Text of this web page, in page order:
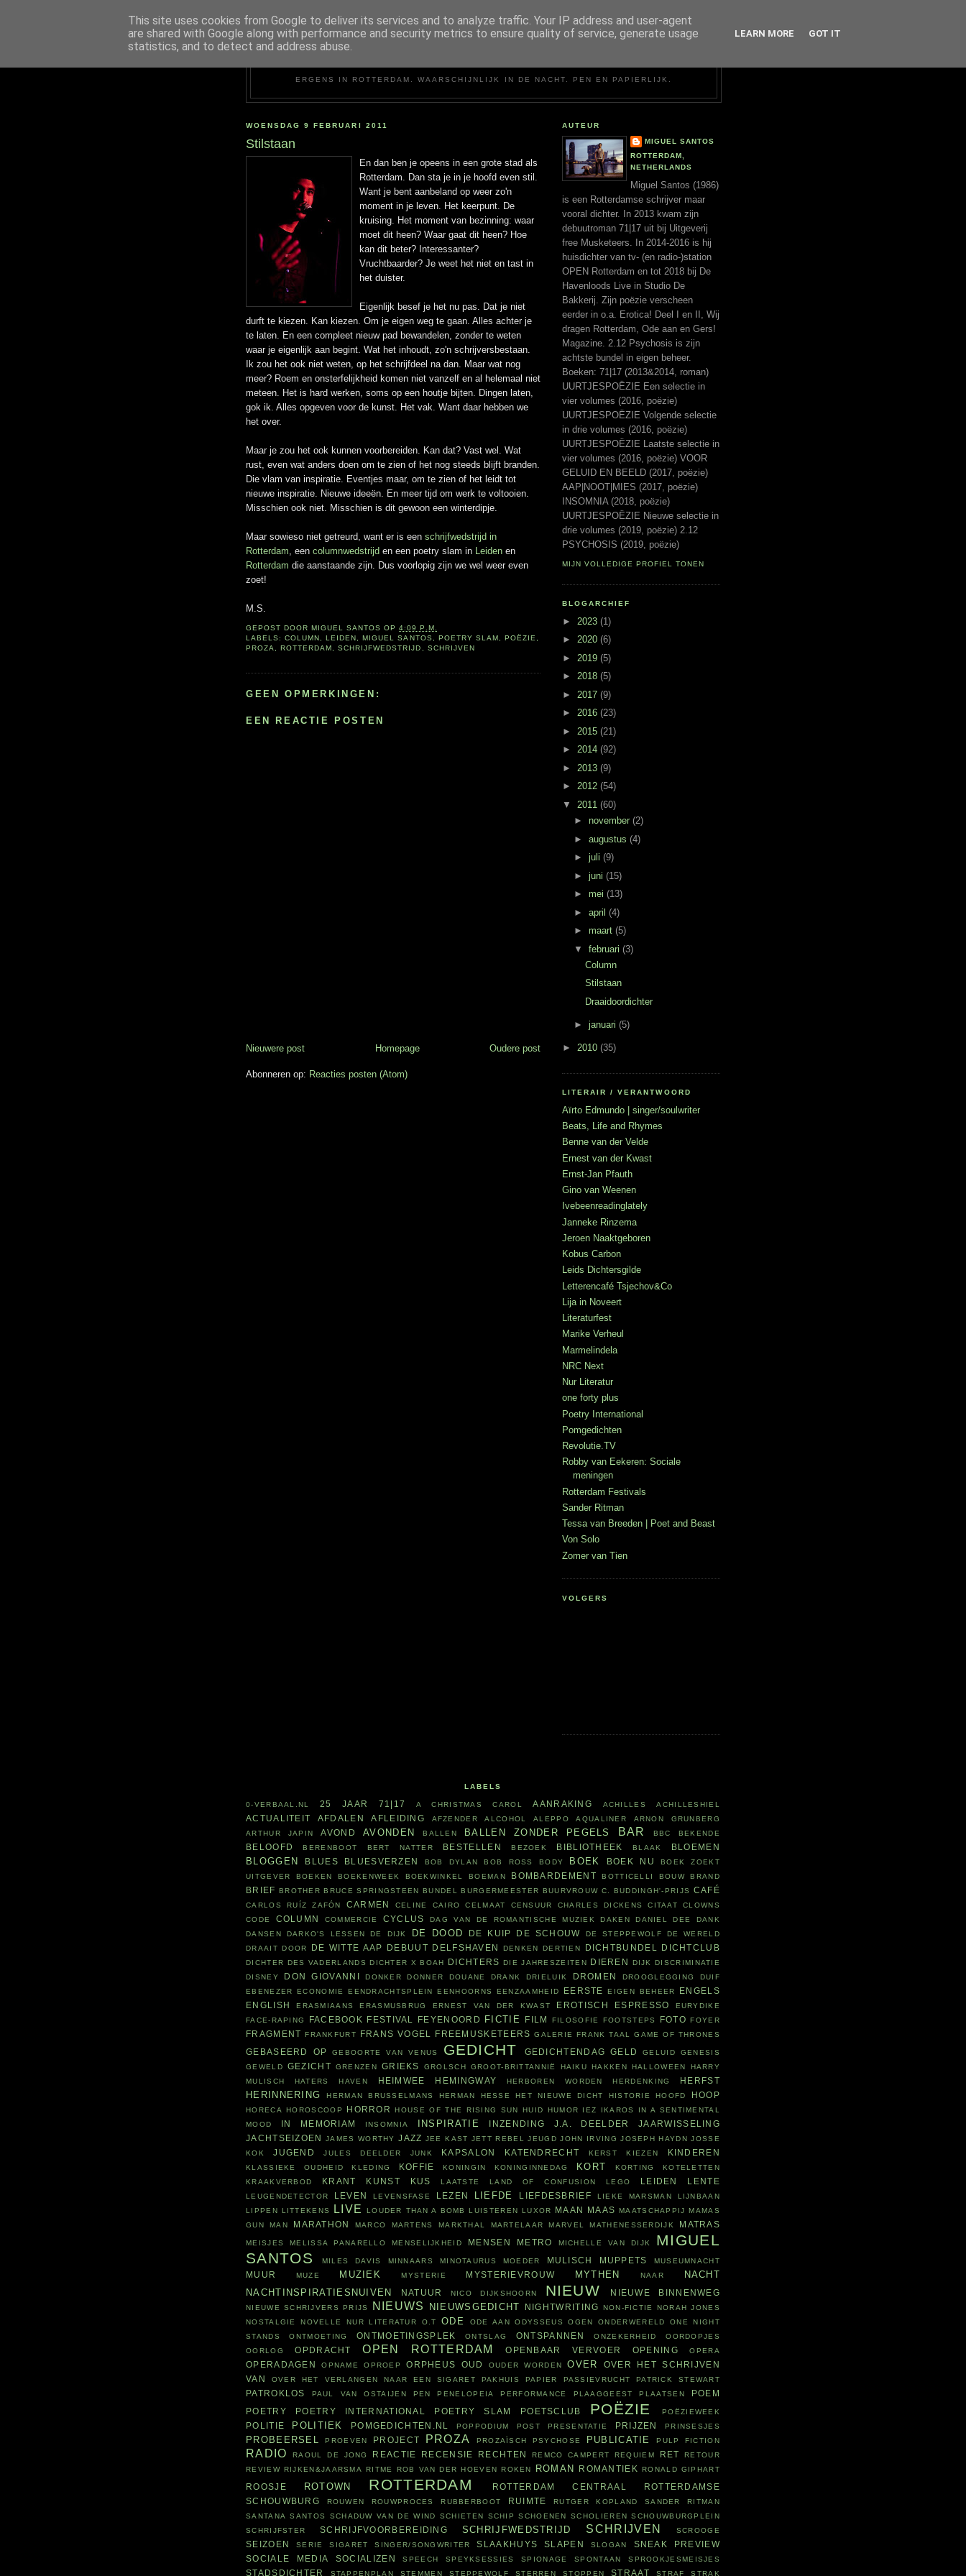
ERGENS IN ROTTERDAM. WAARSCHIJNLIJK IN DE NACHT. PEN EN PAPIERLIJK.
WOENSDAG 9 FEBRUARI 2011
Stilstaan
En dan ben je opeens in een grote stad als
Rotterdam. Dan sta je in je hoofd even stil.
Want je bent aanbeland op weer zo'n
moment in je leven. Het keerpunt. De
kruising. Het moment van bezinning: waar
moet dit heen? Waar gaat dit heen? Hoe
kan dit beter? Interessanter?
Vruchtbaarder? Je weet het niet en tast in
het duister.
Eigenlijk besef je het nu pas. Dat je niet
durft te kiezen. Kan kiezen. Om je eigen weg te gaan. Alles achter je
te laten. En een compleet nieuw pad bewandelen, zonder te weten
waar je eigenlijk aan begint. Wat het inhoudt, zo'n schrijversbestaan.
Ik zou het ook niet weten, op het schrijfdeel na dan. Maar wat nog
meer? Roem en onsterfelijkheid komen niet vanzelf en al helemaal niet
meteen. Het is hard werken, soms op een houtje bijten. Dingen laten,
gok ik. Alles opgeven voor de kunst. Het vak. Want daar hebben we
het over.
Maar je zou het ook kunnen voorbereiden. Kan dat? Vast wel. Wat
rust, even wat anders doen om te zien of het nog steeds blijft branden.
Die vlam van inspiratie. Eventjes maar, om te zien of het leidt tot
nieuwe inspiratie. Nieuwe ideeën. En meer tijd om werk te voltooien.
Misschien ook niet. Misschien is dit gewoon een winterdipje.
Maar sowieso niet getreurd, want er is een schrijfwedstrijd in
Rotterdam, een columnwedstrijd en een poetry slam in Leiden en
Rotterdam die aanstaande zijn. Dus voorlopig zijn we wel weer even
zoet!
M.S.
GEPOST DOORMIGUEL SANTOS OP4:09 P.M.
LABELS:COLUMN ,LEIDEN ,MIGUEL SANTOS POETRY SLAM POËZIE
PROZA
,ROTTERDAM ,SCHRIJFWEDSTRIJD SCHRIJVEN
GEEN OPMERKINGEN:
EEN REACTIE POSTEN
Nieuwere post Oudere post
Homepage
Abonneren op: Reacties posten (Atom)
AUTEUR
MIGUEL SANTOS
ROTTERDAM,
NETHERLANDS
Miguel Santos (1986)
is een Rotterdamse schrijver maar
vooral dichter. In 2013 kwam zijn
debuutroman 71|17 uit bij Uitgeverij
free Musketeers. In 2014-2016 is hij
huisdichter van tv- (en radio-)station
OPEN Rotterdam en tot 2018 bij De
Havenloods Live in Studio De
Bakkerij. Zijn poëzie verscheen
eerder in o.a. Erotica! Deel I en II, Wij
dragen Rotterdam, Ode aan en Gers!
Magazine. 2.12 Psychosis is zijn
achtste bundel in eigen beheer.
Boeken: 71|17 (2013&2014, roman)
UURTJESPOËZIE Een selectie in
vier volumes (2016, poëzie)
UURTJESPOËZIE Volgende selectie
in drie volumes (2016, poëzie)
UURTJESPOËZIE Laatste selectie in
vier volumes (2016, poëzie) VOOR
GELUID EN BEELD (2017, poëzie)
AAP|NOOT|MIES (2017, poëzie)
INSOMNIA (2018, poëzie)
UURTJESPOËZIE Nieuwe selectie in
drie volumes (2019, poëzie) 2.12
PSYCHOSIS (2019, poëzie)
MIJN VOLLEDIGE PROFIEL TONEN
BLOGARCHIEF
► 2023 (1)
► 2020 (6)
► 2019 (5)
► 2018 (5)
► 2017 (9)
► 2016 (23)
► 2015 (21)
► 2014 (92)
► 2013 (9)
► 2012 (54)
▼ 2011 (60)
► november (2)
► augustus (4)
► juli (9)
► juni (15)
► mei (13)
► april (4)
► maart (5)
▼ februari (3)
Column
Stilstaan
Draaidoordichter
► januari (5)
► 2010 (35)
LITERAIR / VERANTWOORD
Aïrto Edmundo | singer/soulwriter
Beats, Life and Rhymes
Benne van der Velde
Ernest van der Kwast
Ernst-Jan Pfauth
Gino van Weenen
Ivebeenreadinglately
Janneke Rinzema
Jeroen Naaktgeboren
Kobus Carbon
Leids Dichtersgilde
Letterencafé Tsjechov&Co
Lija in Noveert
Literaturfest
Marike Verheul
Marmelindela
NRC Next
Nur Literatur
one forty plus
Poetry International
Pomgedichten
Revolutie.TV
Robby van Eekeren: Sociale
meningen
Rotterdam Festivals
Sander Ritman
Tessa van Breeden | Poet and Beast
Von Solo
Zomer van Tien
VOLGERS
LABELS
0-VERBAAL.NL 25 JAAR 71|17 A CHRISTMAS CAROL AANRAKING ACHILLES ACHILLESHIEL
ACTUALITEIT AFDALEN AFLEIDING AFZENDER ALCOHOL ALEPPO AQUALINER
ARNON GRUNBERG
ARTHUR JAPIN
AVOND AVONDEN BALLEN BALLEN ZONDER PEGELS BAR BBC BEKENDE
BELOOFD BERENBOOT BERT NATTER BESTELLEN BEZOEK BIBLIOTHEEK BLAAK BLOEMEN
BLOGGEN BLUES BLUESVERZEN BOB DYLAN BOB ROSS BODY BOEK BOEK NU
BOEK ZOEKT
UITGEVER
BOEKEN BOEKENWEEK BOEKWINKEL BOEMAN BOMBARDEMENT BOTTICELLI BOUW BRAND
BRIEF BROTHER BRUCE SPRINGSTEEN BUNDEL BURGERMEESTER BUURVROUW C. BUDDINGH'-PRIJS CAFÉ
CARLOS RUÍZ ZAFÓN CARMEN CELINE CAIRO CELMAAT CENSUUR CHARLES DICKENS CITAAT
CLOWNS
CODE
COLUMN COMMERCIE CYCLUS DAG VAN DE ROMANTISCHE MUZIEK DAKEN DANIEL DEE
DANK
DANSEN
DARKO'S LESSEN DE DIJK DE DOOD DE KUIP DE SCHOUW DE STEPPEWOLF
DE WERELD
DRAAIT DOOR
DE WITTE AAP DEBUUT DELFSHAVEN DENKEN DERTIEN DICHTBUNDEL DICHTCLUB
DICHTER DES VADERLANDS DICHTER X BOAH DICHTERS DIE JAHRESZEITEN DIEREN DIJK
DISCRIMINATIE
DISNEY
DON GIOVANNI DONKER DONNER DOUANE DRANK DRIELUIK DROMEN DROOGLEGGING
DUIF
EBENEZER
ECONOMIE EENDRACHTSPLEIN EENHOORNS EENZAAMHEID EERSTE EIGEN BEHEER
ENGELS
ENGLISH
ERASMIAANS ERASMUSBRUG ERNEST VAN DER KWAST EROTISCH ESPRESSO
EURYDIKE
FACE-RAPING
FACEBOOK FESTIVAL FEYENOORD FICTIE FILM FILOSOFIE FOOTSTEPS FOTO FOYER
FRAGMENT FRANKFURT FRANS VOGEL FREEMUSKETEERS GALERIE FRANK TAAL GAME OF THRONES
GEBASEERD OP GEBOORTE VAN VENUS GEDICHT GEDICHTENDAG GELD GELUID
GENESIS
GEWELD
GEZICHT GRENZEN GRIEKS GROLSCH GROOT-BRITTANNIË HAIKU HAKKEN HALLOWEEN
HARRY
MULISCH
HATERS HAVEN HEIMWEE HEMINGWAY HERBOREN WORDEN HERDENKING HERFST
HERINNERING HERMAN BRUSSELMANS HERMAN HESSE HET NIEUWE DICHT HISTORIE HOOFD HOOP
HORECA HOROSCOOP HORROR HOUSE OF THE RISING SUN HUID HUMOR IEZ IKAROS
IN A SENTIMENTAL
MOOD
IN MEMORIAM INSOMNIA INSPIRATIE INZENDING J.A. DEELDER
JAARWISSELING
JACHTSEIZOEN
JAMES WORTHY JAZZ JEE KAST JETT REBEL JEUGD JOHN IRVING JOSEPH HAYDN JOSSE
KOK
JUGEND JULES DEELDER JUNK KAPSALON KATENDRECHT KERST KIEZEN KINDEREN
KLASSIEKE OUDHEID KLEDING KOFFIE KONINGIN KONINGINNEDAG KORT KORTING
KOTELETTEN
KRAAKVERBOD
KRANT KUNST KUS LAATSTE LAND OF CONFUSION LEGO LEIDEN LENTE
LEUGENDETECTOR LEVEN LEVENSFASE LEZEN LIEFDE LIEFDESBRIEF LIEKE MARSMAN
LIJNBAAN
LIPPEN
LITTEKENS LIVE LOUDER THAN A BOMB LUISTEREN LUXOR MAAN MAAS MAATSCHAPPIJ
MAMAS
GUN
MAN MARATHON MARCO MARTENS MARKTHAL MARTELAAR MARVEL MATHENESSERDIJK MATRAS
MEISJES MELISSA PANARELLO MENSELIJKHEID MENSEN METRO MICHELLE VAN DIJK
MIGUEL
SANTOS
MILES DAVIS MINNAARS MINOTAURUS MOEDER MULISCH MUPPETS MUSEUMNACHT
MUUR MUZE MUZIEK MYSTERIE MYSTERIEVROUW MYTHEN NAAR
NACHT
NACHTINSPIRATIESNUIVEN
NATUUR NICO DIJKSHOORN NIEUW NIEUWE BINNENWEG
NIEUWE SCHRIJVERS PRIJS NIEUWS NIEUWSGEDICHT NIGHTWRITING NON-FICTIE
NORAH JONES
NOSTALGIE
NOVELLE NUR LITERATUR O.T ODE ODE AAN ODYSSEUS OGEN ONDERWERELD
ONE NIGHT
STANDS
ONTMOETING ONTMOETINGSPLEK ONTSLAG ONTSPANNEN ONZEKERHEID
OORDOPJES
OORLOG
OPDRACHT OPEN ROTTERDAM OPENBAAR VERVOER OPENING OPERA
OPERADAGEN OPNAME OPROEP ORPHEUS OUD OUDER WORDEN OVER
OVER HET SCHRIJVEN
VAN
OVER HET VERLANGEN NAAR EEN SIGARET PAKHUIS PAPIER PASSIEVRUCHT PATRICK STEWART
PATROKLOS PAUL VAN OSTAIJEN PEN PENELOPEIA PERFORMANCE PLAAGGEEST PLAATSEN
POEM
POETRY
POETRY INTERNATIONAL POETRY SLAM POETSCLUB POËZIE POËZIEWEEK
POLITIE POLITIEK POMGEDICHTEN.NL POPPODIUM POST PRESENTATIE PRIJZEN PRINSESJES
PROBEERSEL PROEVEN PROJECT PROZA PROZAÏSCH PSYCHOSE PUBLICATIE PULP FICTION
RADIO RAOUL DE JONG REACTIE RECENSIE RECHTEN REMCO CAMPERT REQUIEM RET
RETOUR
REVIEW RIJKEN&JAARSMA RITME ROB VAN DER HOEVEN ROKEN ROMAN ROMANTIEK RONALD GIPHART
ROOSJE ROTOWN ROTTERDAM ROTTERDAM CENTRAAL
ROTTERDAMSE
SCHOUWBURG
ROUWEN ROUWPROCES RUBBERBOOT RUIMTE RUTGER KOPLAND
SANDER RITMAN
SANTANA SANTOS SCHADUW VAN DE WIND SCHIETEN SCHIP SCHOENEN SCHOLIEREN
SCHOUWBURGPLEIN
SCHRIJFSTER
SCHRIJFVOORBEREIDING SCHRIJFWEDSTRIJD SCHRIJVEN SCROOGE
SEIZOEN SERIE SIGARET SINGER/SONGWRITER SLAAKHUYS SLAPEN SLOGAN
SNEAK PREVIEW
SOCIALE MEDIA
SOCIALIZEN SPEECH SPEYKSESSIES SPIONAGE SPONTAAN SPROOKJESMEISJES
STADSDICHTER STAPPENPLAN STEMMEN STEPPEWOLF STERREN STOPPEN STRAAT STRAF STRAK
This site uses cookies from Google to deliver its services and to analyze traffic. Your IP address and user-agent
are shared with Google along with performance and security metrics to ensure quality of service, generate usage
statistics, and to detect and address abuse.
LEARN MORE GOT IT